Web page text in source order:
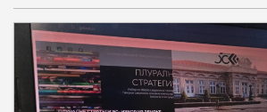
SEKCIJE
društvo